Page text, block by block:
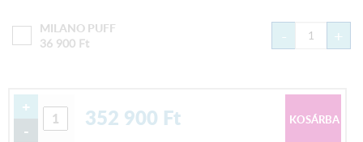
MILANO PUFF
36 900 Ft - +
+
-
352 900 Ft